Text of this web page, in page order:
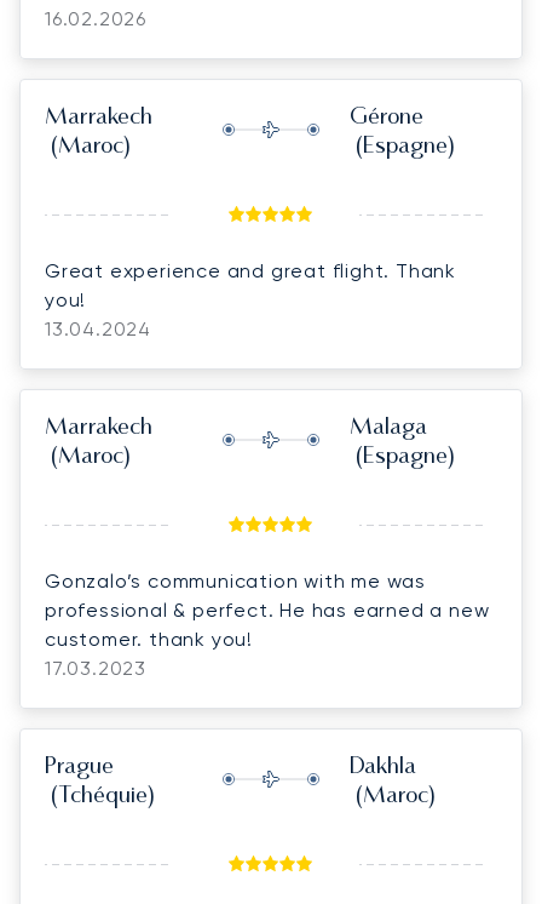
to respond to pricing and last-minute
coordinating with the client and confirming
the bookings so much easier. We truly
appreciate his dedication, support, and
positive attitude. thank you for making
16.02.2026
Marrakech
(Maroc)
Gérone
(Espagne)
Great experience and great flight. Thank
you!
13.04.2024
Marrakech
(Maroc)
Malaga
(Espagne)
Gonzalo’s communication with me was
professional & perfect. He has earned a new
customer. thank you!
17.03.2023
Prague
(Tchéquie)
Dakhla
(Maroc)